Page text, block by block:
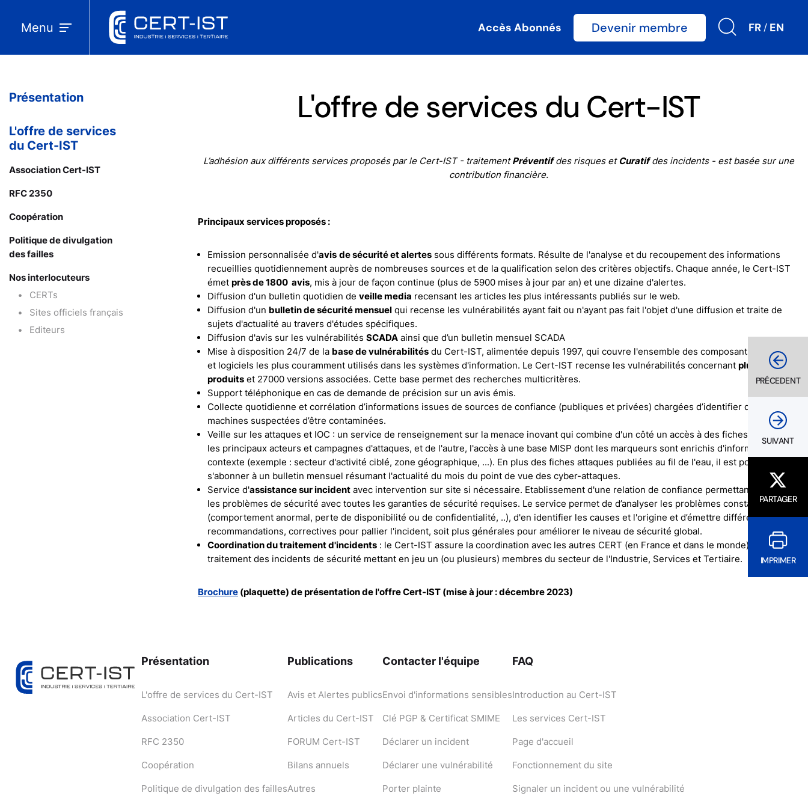
Menu Accès Abonnés Devenir membre FR / EN
Présentation
L'offre de services
du Cert-IST
Association Cert-IST
RFC 2350
Coopération
Politique de divulgation
des failles
Nos interlocuteurs
CERTs
Sites officiels français
Editeurs
L'offre de services du Cert-IST
L’adhésion aux différents services proposés par le Cert-IST - traitementPréventifdes risques etCuratifdes incidents - est basée sur une
contribution financière.
Principaux services proposés :
Emission personnalisée d'avis de sécurité et alertes sous différents formats. Résulte de l'analyse et du recoupement des informations
recueillies quotidiennement auprès de nombreuses sources et de la qualification selon des critères objectifs. Chaque année, le Cert-IST
émet près de 1800 avis, mis à jour de façon continue (plus de 5900 mises à jour par an) et une dizaine d'alertes.
Diffusion d'un bulletin quotidien de veille media recensant les articles les plus intéressants publiés sur le web.
Diffusion d'un bulletin de sécurité mensuel qui recense les vulnérabilités ayant fait ou n'ayant pas fait l'objet d'une diffusion et traite de
sujets d'actualité au travers d'études spécifiques.
Diffusion d'avis sur les vulnérabilités SCADA ainsi que d’un bulletin mensuel SCADA
Mise à disposition 24/7 de la base de vulnérabilités du Cert-IST, alimentée depuis 1997, qui couvre l'ensemble des composants matériels
et logiciels les plus couramment utilisés dans les systèmes d'information. Le Cert-IST recense les vulnérabilités concernant plus de 2850
produits et 27000 versions associées. Cette base permet des recherches multicritères.
Support téléphonique en cas de demande de précision sur un avis émis.
Collecte quotidienne et corrélation d’informations issues de sources de confiance (publiques et privées) chargées d’identifier des
machines suspectées d’être contaminées.
Veille sur les attaques et IOC : un service de renseignement sur la menace inovant qui combine d'un côté un accès à des fiches décrivant
les principaux acteurs et campagnes d'attaques, et de l'autre, l'accès à une base MISP dont les marqueurs sont enrichis d'informations de
contexte (exemple : secteur d'activité ciblé, zone géographique, ...). En plus des fiches attaques publiées au fil de l'eau, il est possible de
s'abonner à un bulletin mensuel résumant l'actualité du mois du point de vue des cyber-attaques.
Service d'assistance sur incident avec intervention sur site si nécessaire. Etablissement d'une relation de confiance permettant de traiter
les problèmes de sécurité avec toutes les garanties de sécurité requises. Le service permet de d’analyser les problèmes constatés
(comportement anormal, perte de disponibilité ou de confidentialité, ..), d'en identifier les causes et l'origine et d’émettre différentes
recommandations, correctives pour pallier l'incident, soit plus générales pour améliorer le niveau de sécurité global.
Coordination du traitement d'incidents : le Cert-IST assure la coordination avec les autres CERT (en France et dans le monde) de
traitement des incidents de sécurité mettant en jeu un (ou plusieurs) membres du secteur de l'Industrie, Services et Tertiaire.
Brochure (plaquette) de présentation de l'offre Cert-IST (mise à jour : décembre 2023)
PRÉCEDENT
SUIVANT
PARTAGER
IMPRIMER
Présentation
L'offre de services du Cert-IST
Association Cert-IST
RFC 2350
Coopération
Politique de divulgation des failles
Publications
Avis et Alertes publics
Articles du Cert-IST
FORUM Cert-IST
Bilans annuels
Autres
Contacter l'équipe
Envoi d'informations sensibles
Clé PGP & Certificat SMIME
Déclarer un incident
Déclarer une vulnérabilité
Porter plainte
FAQ
Introduction au Cert-IST
Les services Cert-IST
Page d'accueil
Fonctionnement du site
Signaler un incident ou une vulnérabilité